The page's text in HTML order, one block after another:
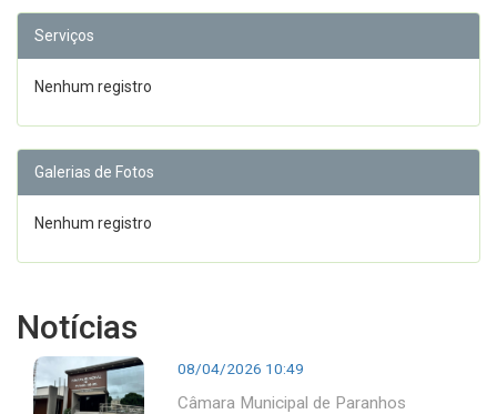
Serviços
Nenhum registro
Galerias de Fotos
Nenhum registro
Notícias
08/04/2026 10:49
Câmara Municipal de Paranhos